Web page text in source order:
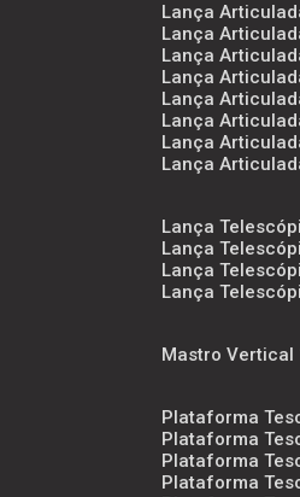
Lança
Lança
Lança
Lança
Lança
Lança
Lança
Lança
Lança
Lança
Lança
Lança
Mastro
Plataforma
Plataforma
Plataforma
Plataforma